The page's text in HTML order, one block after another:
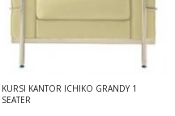
KURSI KANTOR ICHIKO GRANDY 1
SEATER